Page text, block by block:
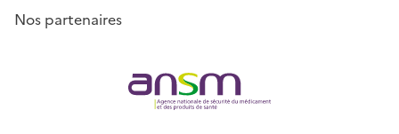
Nos partenaires